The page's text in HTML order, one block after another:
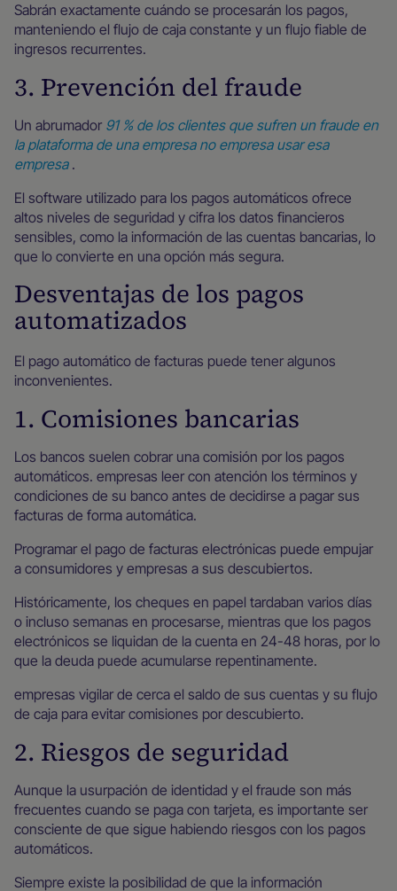
Sabrán exactamente cuándo se procesarán los pagos,
manteniendo el flujo de caja constante y un flujo fiable de
ingresos recurrentes.
3. Prevención del fraude
Un abrumador 91 % de los clientes que sufren un fraude en
la plataforma de una empresa no empresa usar esa
empresa .
El software utilizado para los pagos automáticos ofrece
altos niveles de seguridad y cifra los datos financieros
sensibles, como la información de las cuentas bancarias, lo
que lo convierte en una opción más segura.
Desventajas de los pagos
automatizados
El pago automático de facturas puede tener algunos
inconvenientes.
1. Comisiones bancarias
Los bancos suelen cobrar una comisión por los pagos
automáticos. empresas leer con atención los términos y
condiciones de su banco antes de decidirse a pagar sus
facturas de forma automática.
Programar el pago de facturas electrónicas puede empujar
a consumidores y empresas a sus descubiertos.
Históricamente, los cheques en papel tardaban varios días
o incluso semanas en procesarse, mientras que los pagos
electrónicos se liquidan de la cuenta en 24-48 horas, por lo
que la deuda puede acumularse repentinamente.
empresas vigilar de cerca el saldo de sus cuentas y su flujo
de caja para evitar comisiones por descubierto.
2. Riesgos de seguridad
Aunque la usurpación de identidad y el fraude son más
frecuentes cuando se paga con tarjeta, es importante ser
consciente de que sigue habiendo riesgos con los pagos
automáticos.
Siempre existe la posibilidad de que la información